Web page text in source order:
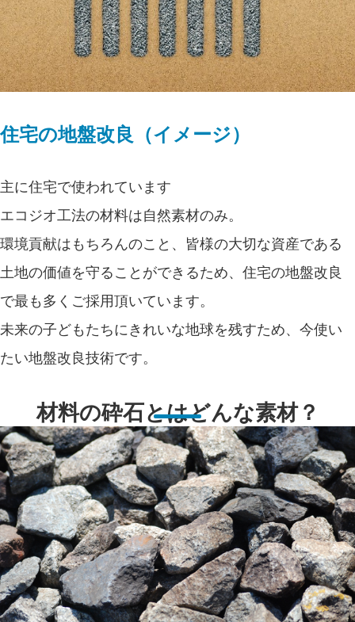
住宅の地盤改良（イメージ）
主に住宅で使われています
エコジオ工法の材料は自然素材のみ。
環境貢献はもちろんのこと、皆様の大切な資産である
土地の価値を守ることができるため、住宅の地盤改良
で最も多くご採用頂いています。
未来の子どもたちにきれいな地球を残すため、今使い
たい地盤改良技術です。
材料の砕石とはどんな素材？